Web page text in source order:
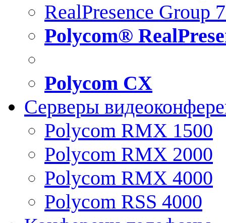
RealPresence Group
Polycom®
Polycom CX
Серверы
Polycom RMX 1500
Polycom RMX 2000
Polycom RMX 4000
Polycom RSS 4000